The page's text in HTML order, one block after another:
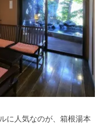
に人気なのが、箱根湯本